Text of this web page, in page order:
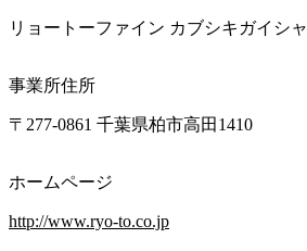
リョートーファイン カブシキガイシャ
事業所住所
〒277-0861 千葉県柏市高田1410
ホームページ
http://www.ryo-to.co.jp